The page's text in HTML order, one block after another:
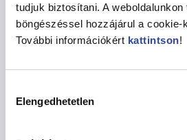
tudjuk biztosítani. A weboldalunkon
böngészéssel hozzájárul a cookie-
További információkért kattintson!
kiválasztása
Elengedhetetlen
Vissza az Hírekhez
Kapcsolódó